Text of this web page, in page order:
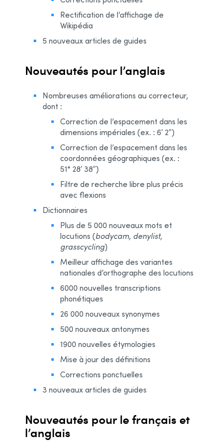
Rectification de l’affichage de
Wikipédia
5 nouveaux articles de guides
Nouveautés pour l’anglais
Nombreuses améliorations au correcteur,
dont :
Correction de l’espacement dans les
dimensions impériales (ex. : 6′ 2″)
Correction de l’espacement dans les
coordonnées géographiques (ex. :
51° 28′ 38″)
Filtre de recherche libre plus précis
avec flexions
Dictionnaires
Plus de 5 000 nouveaux mots et
locutions (bodycam, denylist,
grasscycling)
Meilleur affichage des variantes
nationales d’orthographe des locutions
6000 nouvelles transcriptions
phonétiques
26 000 nouveaux synonymes
500 nouveaux antonymes
1900 nouvelles étymologies
Mise à jour des définitions
Corrections ponctuelles
3 nouveaux articles de guides
Nouveautés pour le français et
l’anglais